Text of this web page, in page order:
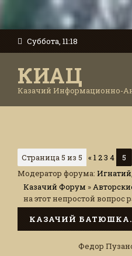
Суббота, 11:18
КИАЦ
Казачий Информационно-
Страница 5 из 5 « 123 4
5
Модератор форума: Игнатий,
Казачий Форум »
на этот непростой
КАЗАЧИЙ
Федор